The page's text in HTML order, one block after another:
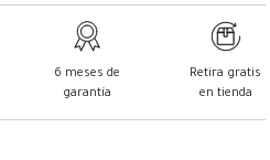
6 meses de
garantía
Retira gratis
en tienda